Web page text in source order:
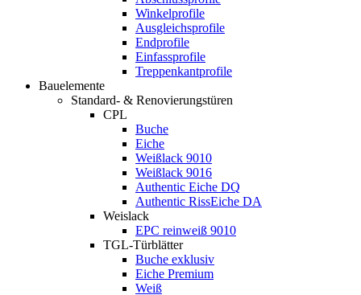
Winkelprofile
Ausgleichsprofile
Endprofile
Einfassprofile
Treppenkantprofile
Bauelemente
Standard- & Renovierungstüren
CPL
Buche
Eiche
Weißlack 9010
Weißlack 9016
Authentic Eiche DQ
Authentic RissEiche DA
Weislack
EPC reinweiß 9010
TGL-Türblätter
Buche exklusiv
Eiche Premium
Weiß